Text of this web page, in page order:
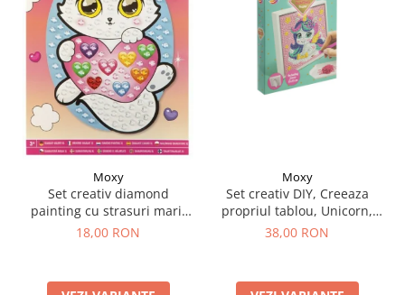
Moxy
Set creativ diamond
painting cu strasuri mari,
A5
18,00 RON
Moxy
Set creativ DIY, Creeaza
propriul tablou, Unicorn,
Moxy
38,00 RON